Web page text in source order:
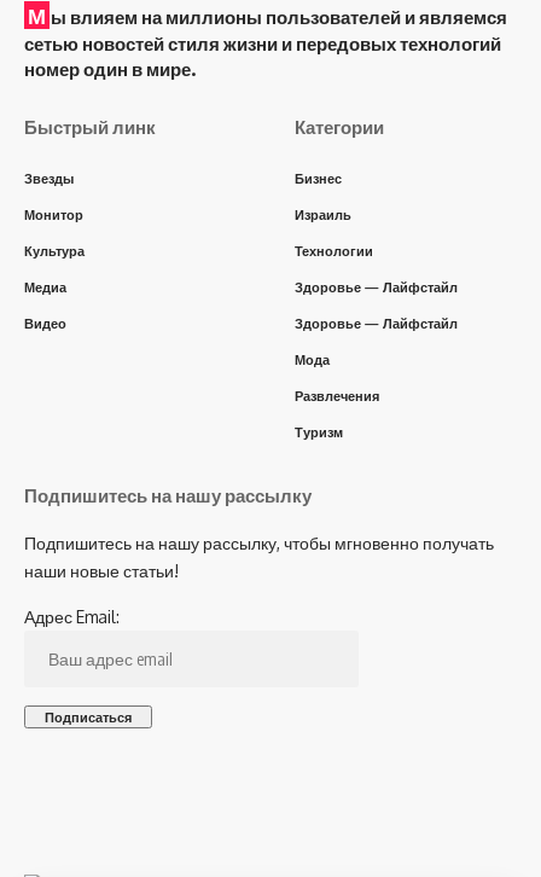
М ы влияем на миллионы пользователей и являемся
сетью новостей стиля жизни и передовых технологий
номер один в мире.
Быстрый линк
Звезды
Монитор
Культура
Медиа
Видео
Категории
Бизнес
Израиль
Технологии
Здоровье — Лайфстайл
Здоровье — Лайфстайл
Мода
Развлечения
Туризм
Подпишитесь на нашу рассылку
Подпишитесь на нашу рассылку, чтобы мгновенно получать
наши новые статьи!
Адрес Email: